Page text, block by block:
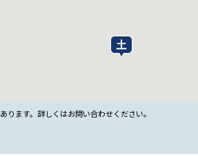
ます。詳しくはお問い合わせください。